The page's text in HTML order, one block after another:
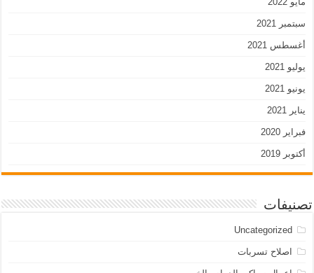
سبتمبر 2021
أغسطس 2021
يوليو 2021
يونيو 2021
يناير 2021
فبراير 2020
أكتوبر 2019
تصنيفات
Uncategorized
اصلاح تسربات